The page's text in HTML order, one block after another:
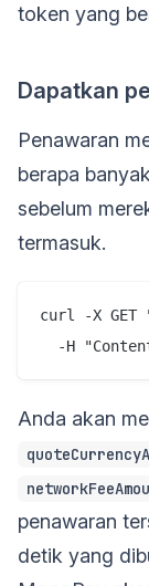
token yang
Dapatkan
Penawaran
berapa
sebelum
termasuk.
curl -X GET
Anda akan
penawaran
detik yang